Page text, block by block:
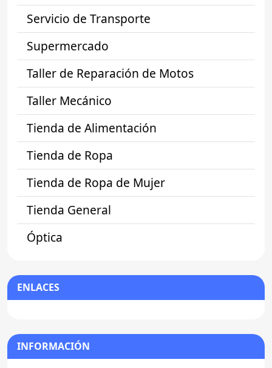
Servicio de Transporte
Supermercado
Taller de Reparación de Motos
Taller Mecánico
Tienda de Alimentación
Tienda de Ropa
Tienda de Ropa de Mujer
Tienda General
Óptica
ENLACES
INFORMACIÓN